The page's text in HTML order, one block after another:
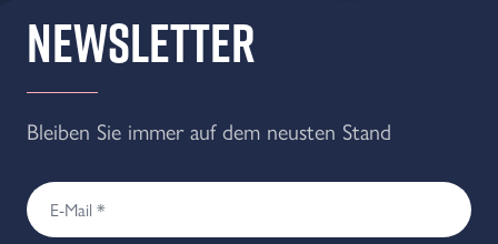
Newsletter
Bleiben Sie immer auf dem neusten Stand